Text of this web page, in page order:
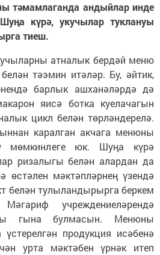
тәмамлаганда андыйлар инде
күрә, укучылар туклануы
тиеш.
атналык бердәй меню
тәэмин итәләр. Бу, әйтик,
барлык ашханәләрдә дә
яисә ботка куелачагын
цикл белән төрләндерелә.
каралган акчага менюны
мөмкинлеге юк. Шуңа күрә
ризалыгы белән алардан да
мәктәпләрнең үзендә
белән тулыландырырга беркем
учреждениеләрендә
гына булмасын. Менюны
продукция исәбенә
урта мәктәбен үрнәк итеп